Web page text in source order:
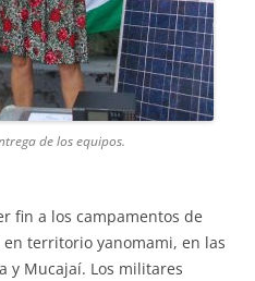
de los equipos.
fin a los campamentos de
territorio yanomami, en las
y Mucajaí. Los militares